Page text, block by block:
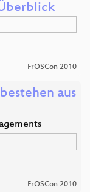
FrOSCon 2010
aus
FrOSCon 2010